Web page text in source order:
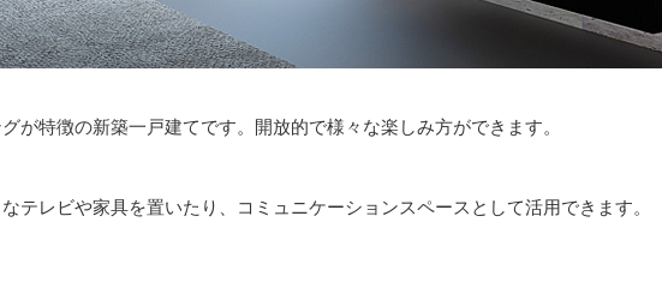
が特徴の新築一戸建てです。開放的で様々な楽しみ方ができます。
テレビや家具を置いたり、コミュニケーションスペースとして活用できます。